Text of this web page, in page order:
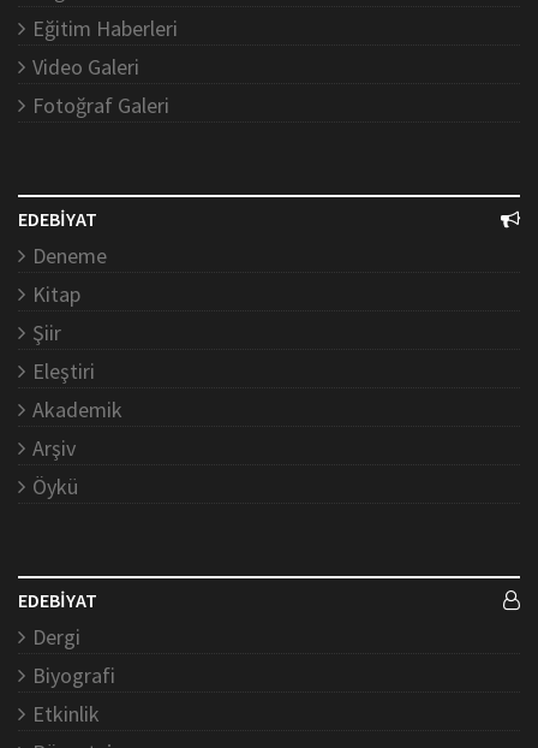
Eğitim Haberleri
Video Galeri
Fotoğraf Galeri
EDEBİYAT
Deneme
Kitap
Şiir
Eleştiri
Akademik
Arşiv
Öykü
EDEBİYAT
Dergi
Biyografi
Etkinlik